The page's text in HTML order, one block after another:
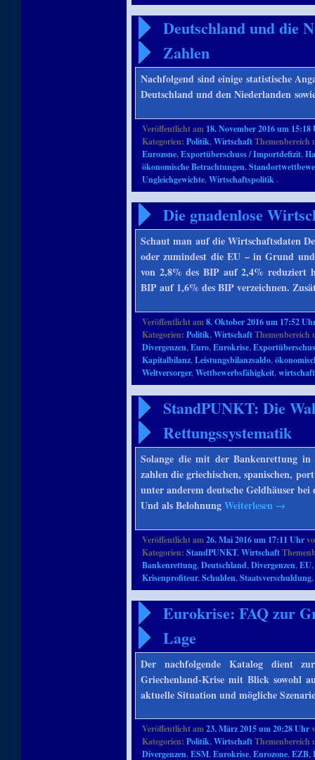
Deutschland und die
Zahlen
Nachfolgend sind einige statistische
Deutschland und den Niederlanden
Veröffentlicht am 18. November 2016 um 15:18
Kategorien:Politik,Wirtschaft
Eurozone,Exportüberschuss / Importdefizit,
ökonomische Betrachtungen,
Ungleichgewichte,Wirtschaftspolitik.
Die gnadenlose
Schaut man auf die Wirtschaftsdaten
oder zumindest die EU – in Grund
von 2,8% des BIP auf 2,4% reduziert
BIP auf 1,6% des BIP verzeichnen.
Veröffentlicht am8. Oktober 2016 um 17:52
Kategorien:Politik,Wirtschaft
Divergenzen,Euro,Eurokrise,
Kapitalbilanz,Leistungsbilanzsaldo,
Weltversorger,Wettbewerbsfähigkeit,
StandPUNKT: Die
Rettungssystematik
Solange die mit der Bankenrettung in
zahlen die griechischen, spanischen,
unter anderem deutsche Geldhäuser
Und als BelohnungWeiterlesen →
Veröffentlicht am26. Mai 2016 um 17:11 Uhr
Kategorien:StandPUNKT,Wirtschaft
Bankenrettung,Deutschland,Divergenzen,EU
Krisenprofiteur,Schulden,Staatsverschuldung
Eurokrise: FAQ zur
Lage
Der nachfolgende Katalog dient
Griechenland-Krise mit Blick sowohl
aktuelle Situation und mögliche
Veröffentlicht am23. März 2015 um 20:28 Uhr
Kategorien:Politik,Wirtschaft
Divergenzen,ESM,Eurokrise,Eurozone,EZB,